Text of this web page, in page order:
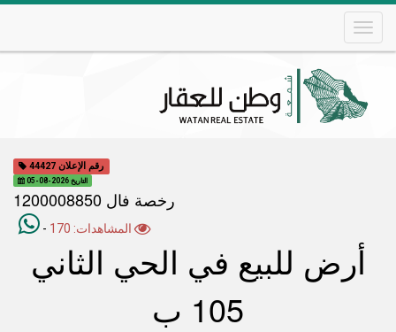
Skip
رقم الإعلان 44427
التاريخ 2026-08-05
رخصة فال 1200008850
-
أرض للبيع في الحي الثاني
105 ب